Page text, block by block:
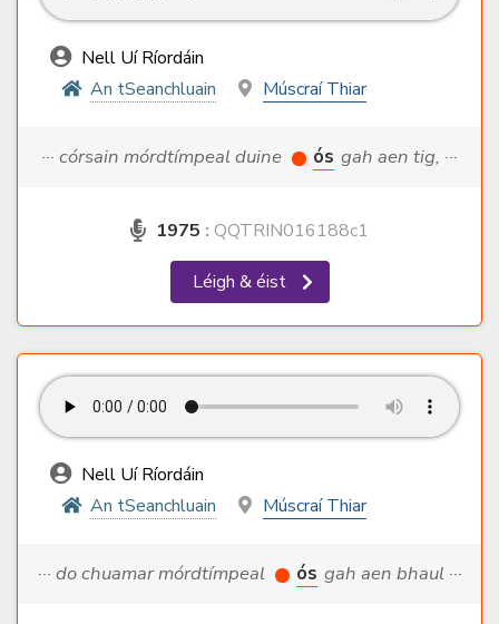
Nell Uí Ríordáin
An tSeanchluain
Múscraí Thiar
··· córsain mórdtímpeal duine ós gah aen tig, ···
1975 : QQTRIN016188c1
Léigh & éist
Nell Uí Ríordáin
An tSeanchluain
Múscraí Thiar
··· do chuamar mórdtímpeal ós gah aen bhaul ···